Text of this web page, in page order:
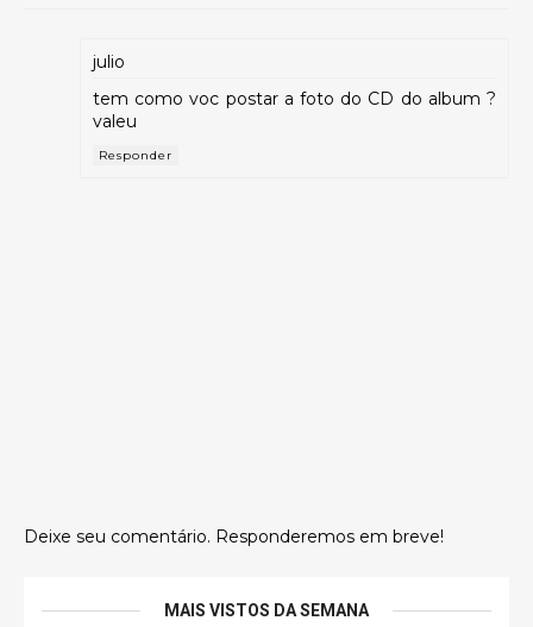
julio
tem como voc postar a foto do CD do album ?
valeu
Responder
Deixe seu comentário. Responderemos em breve!
MAIS VISTOS DA SEMANA